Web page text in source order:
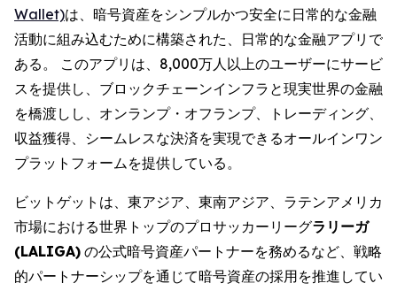
Wallet)は、暗号資産をシンプルかつ安全に日常的な金融
活動に組み込むために構築された、日常的な金融アプリで
ある。 このアプリは、8,000万人以上のユーザーにサービ
スを提供し、ブロックチェーンインフラと現実世界の金融
を橋渡しし、オンランプ・オフランプ、トレーディング、
収益獲得、シームレスな決済を実現できるオールインワン
プラットフォームを提供している。
ビットゲットは、東アジア、東南アジア、ラテンアメリカ
市場における世界トップのプロサッカーリーグラリーガ
(LALIGA) の公式暗号資産パートナーを務めるなど、戦略
的パートナーシップを通じて暗号資産の採用を推進してい